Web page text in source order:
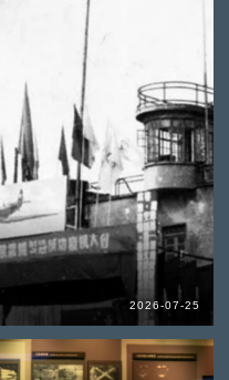
2026-07-25